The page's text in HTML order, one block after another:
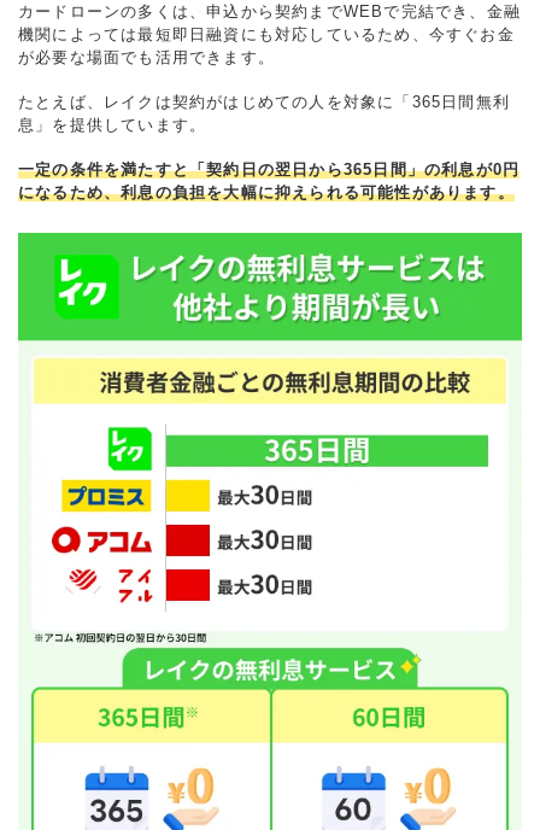
カードローンの多くは、申込から契約までWEBで完結でき、金融
機関によっては最短即日融資にも対応しているため、今すぐお金
が必要な場面でも活用できます。
たとえば、レイクは契約がはじめての人を対象に「365日間無利
息」を提供しています。
一定の条件を満たすと「契約日の翌日から365日間」の利息が0円
になるため、利息の負担を大幅に抑えられる可能性があります。